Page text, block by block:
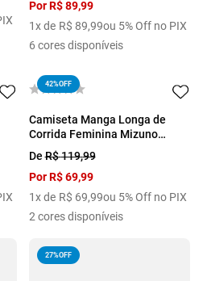
PorR$ 89,99
1x de R$ 89,99ou 5% Off no PIX
6 cores disponíveis
42%OFF
Camiseta Manga Longa de
Corrida Feminina Mizuno
Nirvana
DeR$119,99
PorR$ 69,99
1x de R$ 69,99ou 5% Off no PIX
2 cores disponíveis
27%OFF